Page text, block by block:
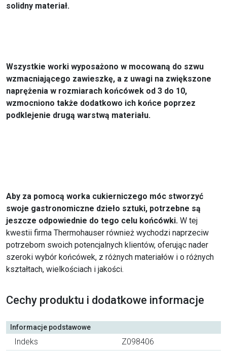
solidny materiał.
Wszystkie worki wyposażono w mocowaną do szwu
wzmacniającego zawieszkę, a z uwagi na zwiększone
naprężenia w rozmiarach końcówek od 3 do 10,
wzmocniono także dodatkowo ich końce poprzez
podklejenie drugą warstwą materiału.
Aby za pomocą worka cukierniczego móc stworzyć
swoje gastronomiczne dzieło sztuki, potrzebne są
jeszcze odpowiednie do tego celu końcówki. W tej
kwestii firma Thermohauser również wychodzi naprzeciw
potrzebom swoich potencjalnych klientów, oferując nader
szeroki wybór końcówek, z różnych materiałów i o różnych
kształtach, wielkościach i jakości.
Cechy produktu i dodatkowe informacje
Informacje podstawowe
Indeks Z098406